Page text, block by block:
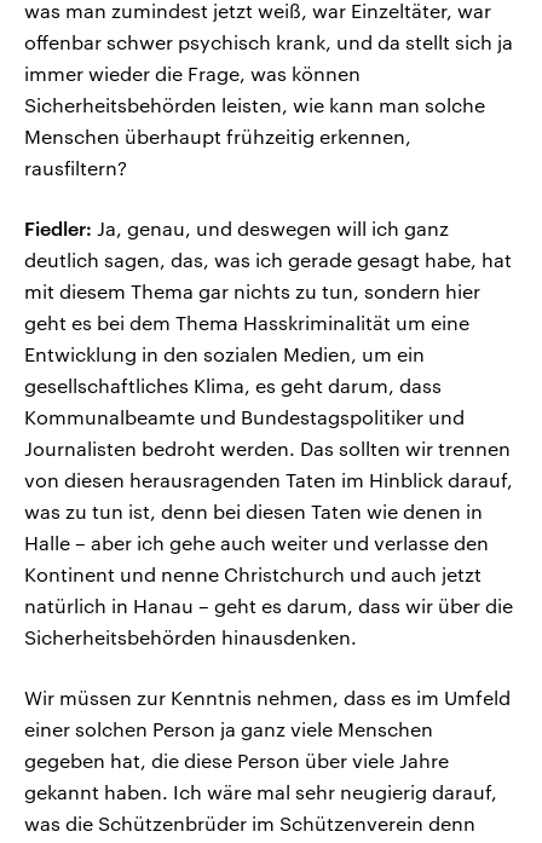
was man zumindest jetzt weiß, war Einzeltäter, war
offenbar schwer psychisch krank, und da stellt sich ja
immer wieder die Frage, was können
Sicherheitsbehörden leisten, wie kann man solche
Menschen überhaupt frühzeitig erkennen,
rausfiltern?
Fiedler: Ja, genau, und deswegen will ich ganz
deutlich sagen, das, was ich gerade gesagt habe, hat
mit diesem Thema gar nichts zu tun, sondern hier
geht es bei dem Thema Hasskriminalität um eine
Entwicklung in den sozialen Medien, um ein
gesellschaftliches Klima, es geht darum, dass
Kommunalbeamte und Bundestagspolitiker und
Journalisten bedroht werden. Das sollten wir trennen
von diesen herausragenden Taten im Hinblick darauf,
was zu tun ist, denn bei diesen Taten wie denen in
Halle – aber ich gehe auch weiter und verlasse den
Kontinent und nenne Christchurch und auch jetzt
natürlich in Hanau – geht es darum, dass wir über die
Sicherheitsbehörden hinausdenken.
Wir müssen zur Kenntnis nehmen, dass es im Umfeld
einer solchen Person ja ganz viele Menschen
gegeben hat, die diese Person über viele Jahre
gekannt haben. Ich wäre mal sehr neugierig darauf,
was die Schützenbrüder im Schützenverein denn